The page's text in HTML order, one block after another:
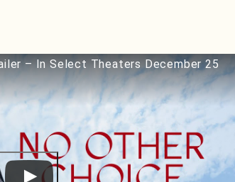
– In Select Theaters December 25